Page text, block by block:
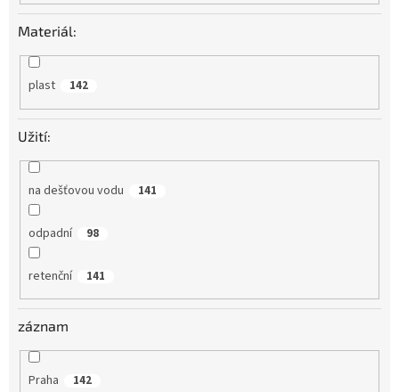
Materiál:
plast 142
Užití:
na dešťovou vodu 141
odpadní 98
retenční 141
záznam
Praha 142